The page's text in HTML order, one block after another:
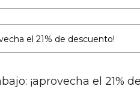
¡aprovecha el 21%